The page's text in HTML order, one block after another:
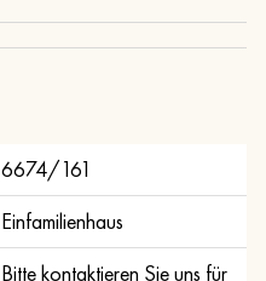
6674/161
Einfamilienhaus
Bitte kontaktieren Sie uns für